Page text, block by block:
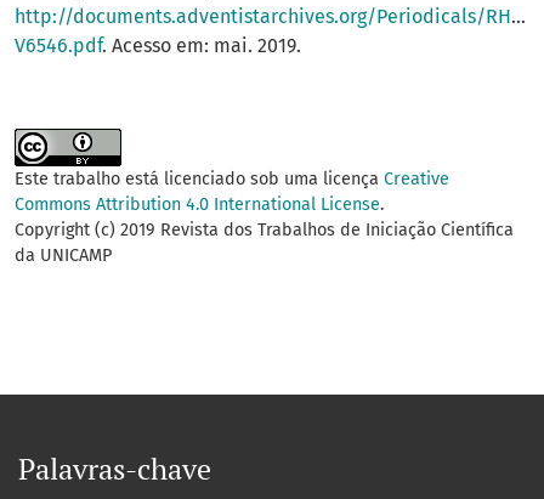
http://documents.adventistarchives.org/Periodicals/RH/
V6546.pdf. Acesso em: mai. 2019.
Este trabalho está licenciado sob uma licença Creative
Commons Attribution 4.0 International License.
Copyright (c) 2019 Revista dos Trabalhos de Iniciação Científica
da UNICAMP
Palavras-chave